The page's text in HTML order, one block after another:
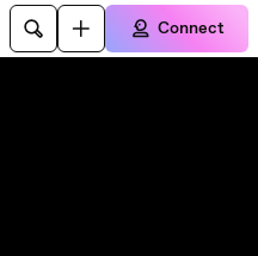
Connect